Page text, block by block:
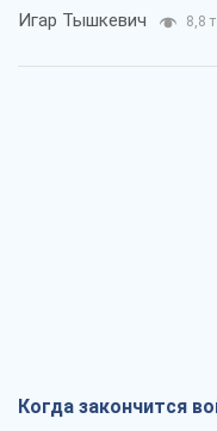
Игар Тышкевич 8,8 т.
Когда закончится